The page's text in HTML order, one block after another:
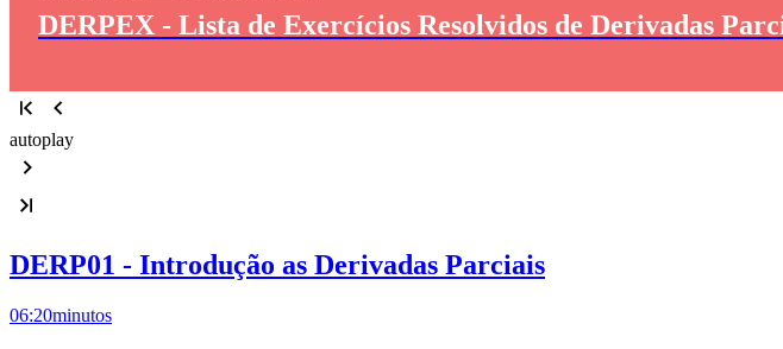
DERPEX - Lista de Exercícios Resolvidos de Derivadas
autoplay
DERP01 - Introdução as Derivadas Parciais
06:20minutos